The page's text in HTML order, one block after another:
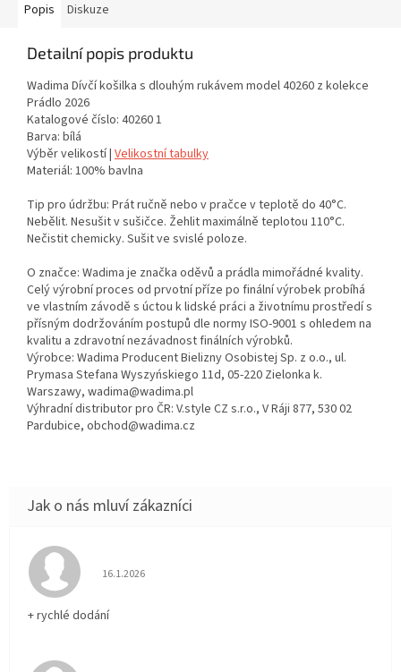
Popis Diskuze
Detailní popis produktu
Wadima Dívčí košilka s dlouhým rukávem model 40260 z kolekce
Prádlo 2026
Katalogové číslo: 40260 1
Barva: bílá
Výběr velikostí | Velikostní tabulky
Materiál: 100% bavlna
Tip pro údržbu: Prát ručně nebo v pračce v teplotě do 40°C.
Nebělit. Nesušit v sušičce. Žehlit maximálně teplotou 110°C.
Nečistit chemicky. Sušit ve svislé poloze.
O značce: Wadima je značka oděvů a prádla mimořádné kvality.
Celý výrobní proces od prvotní příze po finální výrobek probíhá
ve vlastním závodě s úctou k lidské práci a životnímu prostředí s
přísným dodržováním postupů dle normy ISO-9001 s ohledem na
kvalitu a zdravotní nezávadnost finálních výrobků.
Výrobce: Wadima Producent Bielizny Osobistej Sp. z o.o., ul.
Prymasa Stefana Wyszyńskiego 11d, 05-220 Zielonka k.
Warszawy, wadima@wadima.pl
Výhradní distributor pro ČR: V.style CZ s.r.o., V Ráji 877, 530 02
Pardubice, obchod@wadima.cz
Hodnocení obchodu je 5 z 5 hvězdiček.
16.1.2026
+ rychlé dodání